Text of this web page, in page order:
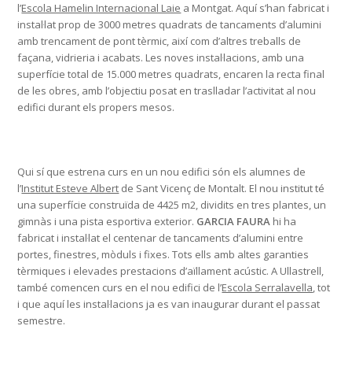
l’Escola Hamelin Internacional Laie a Montgat. Aquí s’han fabricat i
instal·lat prop de 3000 metres quadrats de tancaments d’alumini
amb trencament de pont tèrmic, així com d’altres treballs de
façana, vidrieria i acabats. Les noves instal·lacions, amb una
superfície total de 15.000 metres quadrats, encaren la recta final
de les obres, amb l’objectiu posat en traslladar l’activitat al nou
edifici durant els propers mesos.
Qui sí que estrena curs en un nou edifici són els alumnes de
l’Institut Esteve Albert de Sant Vicenç de Montalt. El nou institut té
una superfície construïda de 4425 m2, dividits en tres plantes, un
gimnàs i una pista esportiva exterior. GARCIA FAURA hi ha
fabricat i instal·lat el centenar de tancaments d’alumini entre
portes, finestres, mòduls i fixes. Tots ells amb altes garanties
tèrmiques i elevades prestacions d’aïllament acústic. A Ullastrell,
també comencen curs en el nou edifici de l’Escola Serralavella, tot
i que aquí les instal·lacions ja es van inaugurar durant el passat
semestre.